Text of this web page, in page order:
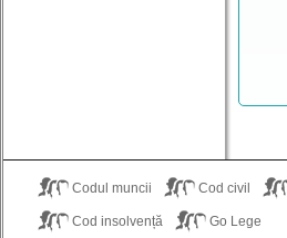
Codul muncii Cod civil
Cod insolvență Go Lege